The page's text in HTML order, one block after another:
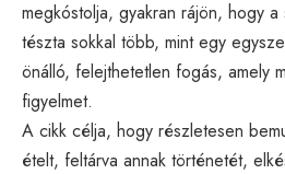
megkóstolja, gyakran rájön, hogy a
tészta sokkal több, mint egy
önálló, felejthetetlen fogás, amely
figyelmet.
A cikk célja, hogy részletesen
ételt, feltárva annak történetét,